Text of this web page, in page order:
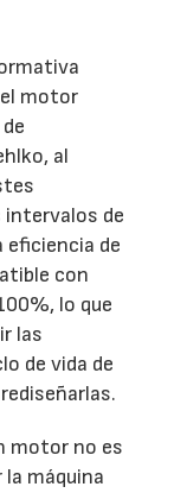
motor
al
intervalos de
eficiencia de
con
lo que
las
de vida de
motor no es
máquina